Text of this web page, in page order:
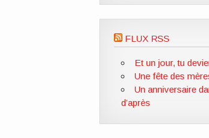
FLUX RSS
Et un jour, tu
Une fête des
Un anniversaire
d’après